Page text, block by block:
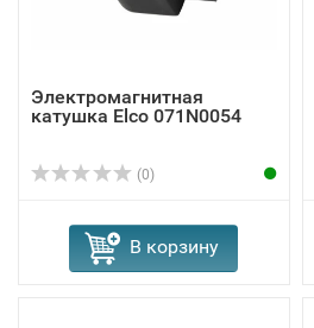
Электромагнитная
катушка Elco 071N0054
(0)
В корзину